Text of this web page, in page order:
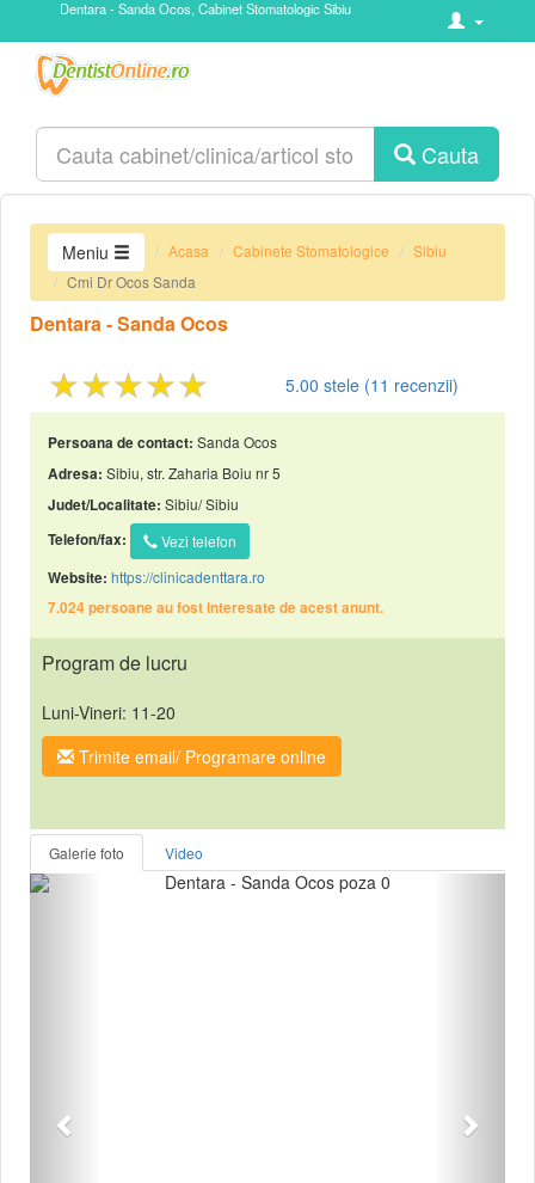
Dentara - Sanda Ocos, Cabinet Stomatologic Sibiu
Cauta
Meniu Acasa Cabinete Stomatologice
Sibiu
Cmi Dr Ocos Sanda
Dentara - Sanda Ocos
★★★★★ 5.00 stele (11 recenzii)
Persoana de contact: Sanda Ocos
Adresa: Sibiu, str. Zaharia Boiu nr 5
Judet/Localitate: Sibiu/ Sibiu
Telefon/fax:
Vezi telefon
Website: https://clinicadenttara.ro
7.024 persoane au fost interesate de acest anunt.
Program de lucru
Luni-Vineri: 11-20
Trimite email/ Programare online
Galerie foto Video